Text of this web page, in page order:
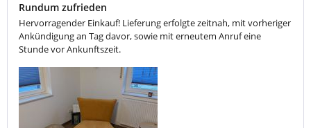
Rundum zufrieden
Hervorragender Einkauf! Lieferung erfolgte zeitnah, mit vorheriger
Ankündigung an Tag davor, sowie mit erneutem Anruf eine
Stunde vor Ankunftszeit.